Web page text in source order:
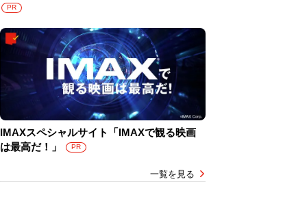
PR
IMAXスペシャルサイト「IMAXで観る映画
は最高だ！」
PR
一覧を見る